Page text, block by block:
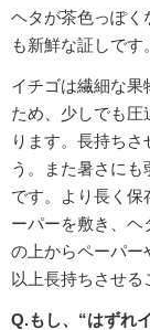
ヘタが茶色っぽく
も新鮮な証しです。
イチゴは繊細な果
ため、少しでも圧
ります。長持ち
う。また暑さに
です。より長く
ーパーを敷き、ヘ
の上からペーパー
以上長持ちさせる
Q.もし、“はずれ